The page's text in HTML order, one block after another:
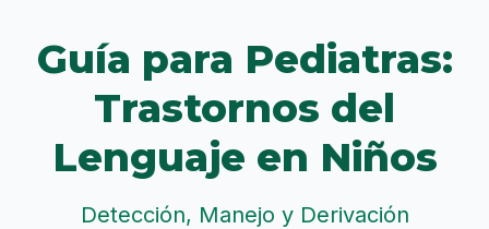
Guía para Pediatras:
Trastornos del
Lenguaje en Niños
Detección, Manejo y Derivación